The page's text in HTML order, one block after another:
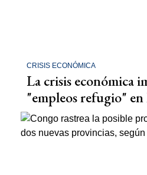
CRISIS ECONÓMICA
La crisis económica
"empleos refugio"